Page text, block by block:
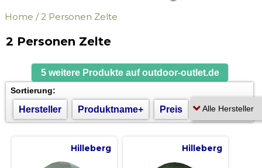
Home /2 Personen Zelte
2 Personen Zelte
5 weitere Produkte auf outdoor-outlet.de
Sortierung:
Hersteller Produktname+ Preis
Hilleberg Hilleberg